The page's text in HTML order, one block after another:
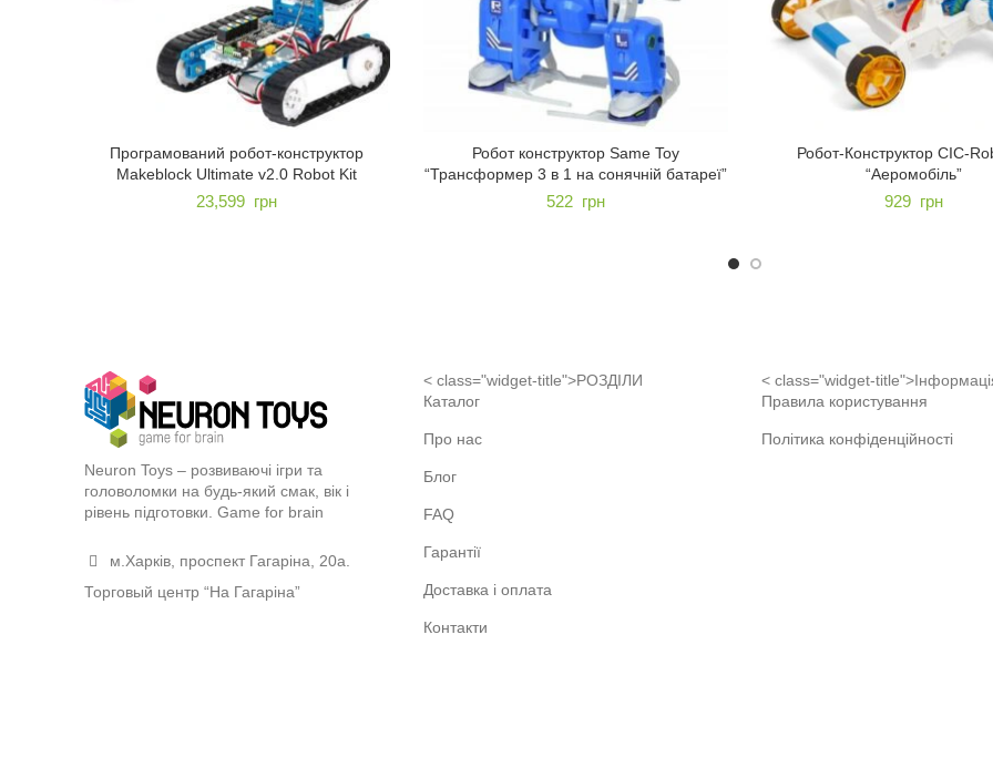
Програмований робот-конструктор
Makeblock Ultimate v2.0 Robot Kit
23,599 грн
Робот конструктор Same Toy
“Трансформер 3 в 1 на сонячній батареї”
522 грн
Робот-Конструктор CIC-
“Аеромобіль”
929 грн
Neuron Toys – розвиваючі ігри та
головоломки на будь-який смак, вік і
рівень підготовки. Game for brain
м.Харків, проспект Гагаріна, 20а.
Торговый центр “На Гагаріна”
< class="widget-title">РОЗДІЛИ
Каталог
Про нас
Блог
FAQ
Гарантії
Доставка і оплата
Контакти
< class="widget-
Правила користування
Політика конфіденційності